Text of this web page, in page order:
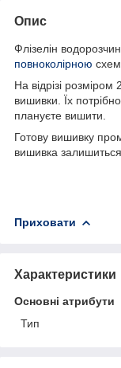
Опис
Флізелін
повноколірною
На відрізі
вишивки. Їх
плануєте вишити.
Готову вишивку
вишивка
Приховати
Характеристики
Основні атрибути
Тип